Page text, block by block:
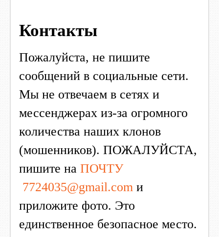
Контакты
Пожалуйста, не пишите
сообщений в социальные сети.
Мы не отвечаем в сетях и
мессенджерах из-за огромного
количества наших клонов
(мошенников). ПОЖАЛУЙСТА,
пишите на ПОЧТУ
7724035@gmail.com и
приложите фото. Это
единственное безопасное место.